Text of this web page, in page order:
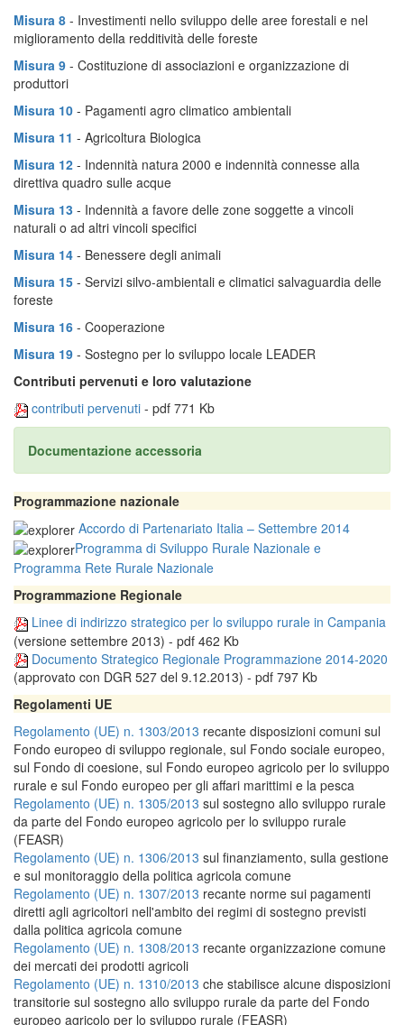
Misura 8 - Investimenti nello sviluppo delle aree forestali e nel
miglioramento della redditività delle foreste
Misura 9 - Costituzione di associazioni e organizzazione di
produttori
Misura 10 - Pagamenti agro climatico ambientali
Misura 11 - Agricoltura Biologica
Misura 12 - Indennità natura 2000 e indennità connesse alla
direttiva quadro sulle acque
Misura 13 - Indennità a favore delle zone soggette a vincoli
naturali o ad altri vincoli specifici
Misura 14 - Benessere degli animali
Misura 15 - Servizi silvo-ambientali e climatici salvaguardia delle
foreste
Misura 16 - Cooperazione
Misura 19 - Sostegno per lo sviluppo locale LEADER
Contributi pervenuti e loro valutazione
contributi pervenuti - pdf 771 Kb
Documentazione accessoria
Programmazione nazionale
Accordo di Partenariato Italia – Settembre 2014
Programma di Sviluppo Rurale Nazionale e
Programma Rete Rurale Nazionale
Programmazione Regionale
Linee di indirizzo strategico per lo sviluppo rurale in Campania
(versione settembre 2013) - pdf 462 Kb
Documento Strategico Regionale Programmazione 2014-2020
(approvato con DGR 527 del 9.12.2013) - pdf 797 Kb
Regolamenti UE
Regolamento (UE) n. 1303/2013 recante disposizioni comuni sul
Fondo europeo di sviluppo regionale, sul Fondo sociale europeo,
sul Fondo di coesione, sul Fondo europeo agricolo per lo sviluppo
rurale e sul Fondo europeo per gli affari marittimi e la pesca
Regolamento (UE) n. 1305/2013 sul sostegno allo sviluppo rurale
da parte del Fondo europeo agricolo per lo sviluppo rurale
(FEASR)
Regolamento (UE) n. 1306/2013 sul finanziamento, sulla gestione
e sul monitoraggio della politica agricola comune
Regolamento (UE) n. 1307/2013 recante norme sui pagamenti
diretti agli agricoltori nell'ambito dei regimi di sostegno previsti
dalla politica agricola comune
Regolamento (UE) n. 1308/2013 recante organizzazione comune
dei mercati dei prodotti agricoli
Regolamento (UE) n. 1310/2013 che stabilisce alcune disposizioni
transitorie sul sostegno allo sviluppo rurale da parte del Fondo
europeo agricolo per lo sviluppo rurale (FEASR)